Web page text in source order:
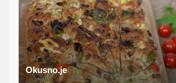
Okusno.je